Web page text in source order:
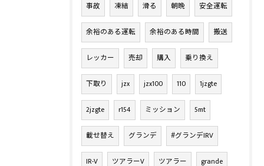
事故 凍結 滑る 朝晩 安全運転
余裕のある運転 余裕のある時間 搬送
レッカー 売却 購入 乗り換え
下取り jzx jzx100 110 1jzgte
2jzgte r154 ミッション 5mt
載せ替え グランデ #グランデIRV
IR-V ツアラーV ツアラー grande